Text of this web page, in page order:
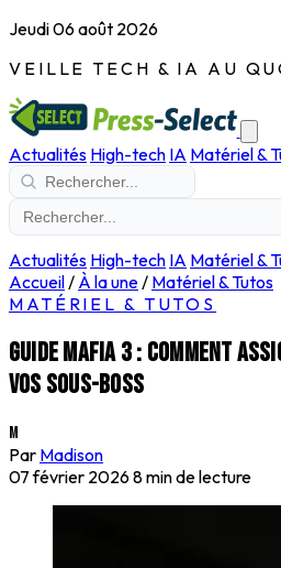
Jeudi 06 août 2026
VEILLE TECH & IA AU
Actualités High-tech IA Matériel &
Actualités High-tech IA Matériel &
Accueil/ À la une/ Matériel & Tutos
MATÉRIEL & TUTOS
Guide Mafia 3 : comment
vos sous-boss
M
Par Madison
07 février 20268 min de lecture